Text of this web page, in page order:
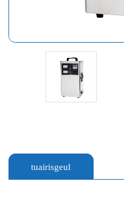
tuairisgeul